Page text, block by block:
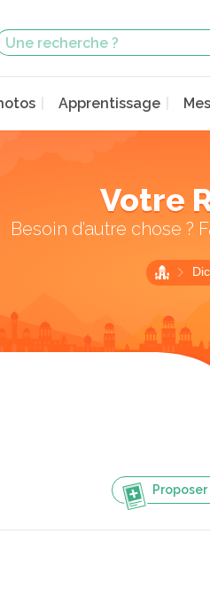
Apprentissage
Votre
Besoin d’autre chose